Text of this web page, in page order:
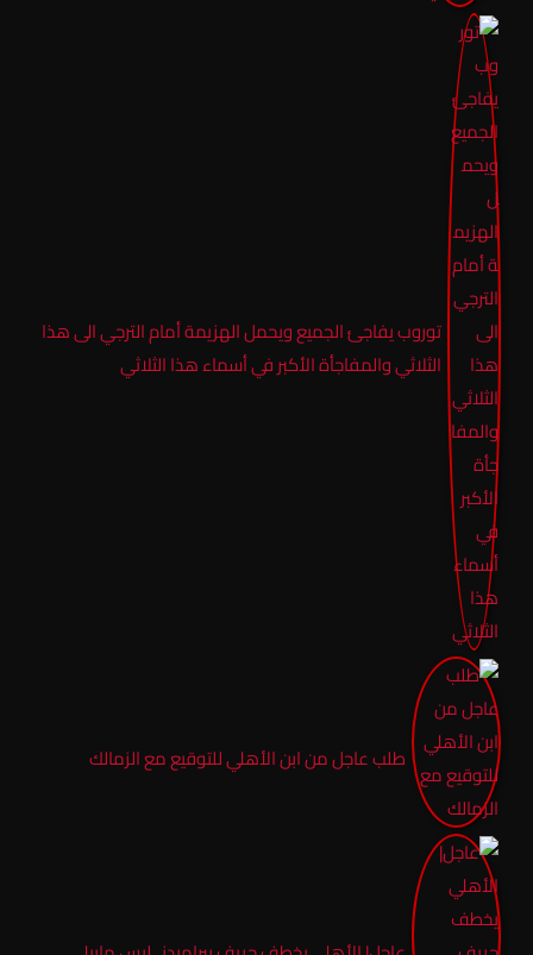
توروب يفاجئ الجميع ويحمل الهزيمة أمام الترجي الى هذا
الثلاثي والمفاجأة الأكبر في أسماء هذا الثلاثي
طلب عاجل من ابن الأهلي للتوقيع مع الزمالك